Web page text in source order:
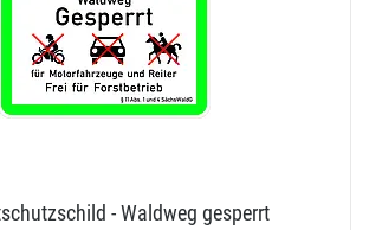
- Waldweg gesperrt